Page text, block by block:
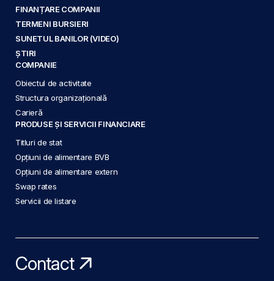
FINANȚARE COMPANII
TERMENI BURSIERI
SUNETUL BANILOR (VIDEO)
ȘTIRI
COMPANIE
Obiectul de activitate
Structura organizațională
Carieră
PRODUSE ȘI SERVICII FINANCIARE
Titluri de stat
Opțiuni de alimentare BVB
Opțiuni de alimentare extern
Swap rates
Servicii de listare
Contact